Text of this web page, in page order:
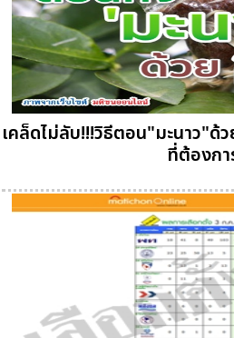
เคล็ดไม่ลับ!!!วิธีตอน"มะนาว"ด้
ที่ต้องกา